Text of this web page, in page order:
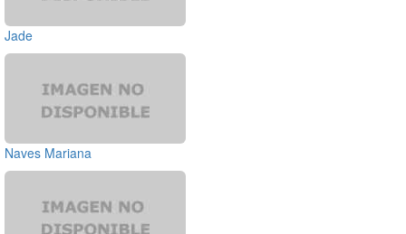
Jade
Naves Mariana